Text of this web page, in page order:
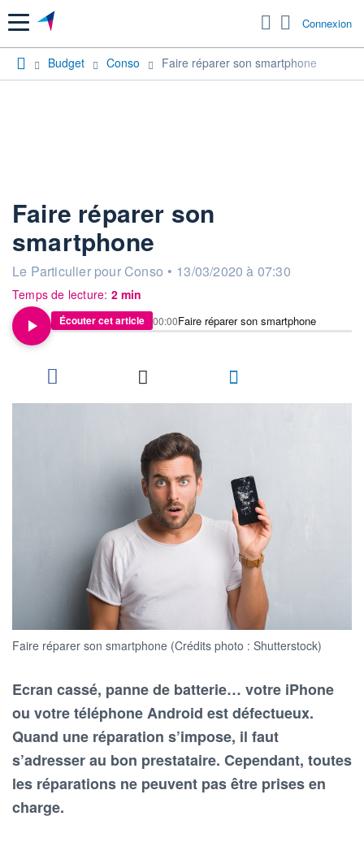
Menu Connexion
Budget Conso Faire réparer son smartphone
Faire réparer son
smartphone
information fournie par
Le Particulier pour Conso • 13/03/2020 à 07:30
Temps de lecture: 2 min
Écouter cet article Faire réparer son smartphone
00:00
Faire réparer son smartphone (Crédits photo : Shutterstock)
Ecran cassé, panne de batterie… votre iPhone
ou votre téléphone Android est défectueux.
Quand une réparation s’impose, il faut
s’adresser au bon prestataire. Cependant, toutes
les réparations ne peuvent pas être prises en
charge.